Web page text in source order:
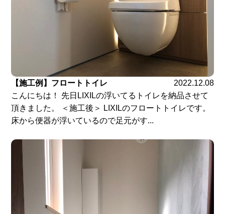
【施工例】フロートトイレ
2022.12.08
こんにちは！ 先日LIXILの浮いてるトイレを納品させて
頂きました。 ＜施工後＞ LIXILのフロートトイレです。
床から便器が浮いているので足元がす...